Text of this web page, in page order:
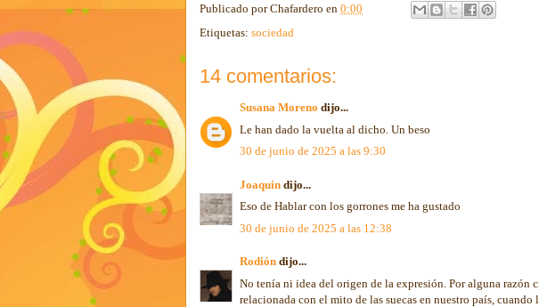
Publicado porChafardero en 0:00
Etiquetas: sociedad
14 comentarios:
Susana Moreno dijo...
Le han dado la vuelta al dicho. Un beso
30 de junio de 2025 a las 9:30
Joaquin dijo...
Eso de Hablar con los gorrones me ha gustado
30 de junio de 2025 a las 12:38
Rodión dijo...
No tenía ni idea del origen de la expresión. Por alguna razón
relacionada con el mito de las suecas en nuestro país,